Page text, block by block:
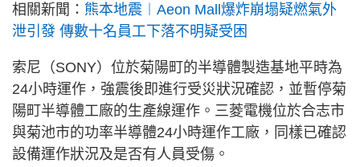
相關新聞： 熊本地震︱Aeon Mall爆炸崩塌疑燃氣外
泄引發 傳數十名員工下落不明疑受困
索尼（SONY）位於菊陽町的半導體製造基地平時為
24小時運作，強震後即進行受災狀況確認，並暫停菊
陽町半導體工廠的生產線運作。三菱電機位於合志市
與菊池市的功率半導體24小時運作工廠，同樣已確認
設備運作狀況及是否有人員受傷。